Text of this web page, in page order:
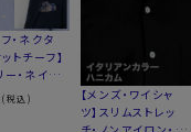
ください）
スによっては、
・ネクタ
トチーフ】
ー・ネイビ
イタリア
(税込)
【メンズ・ワイシャ
ツ】スリムストレッ